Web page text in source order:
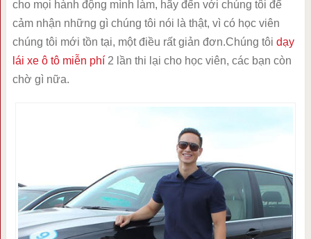
cho mọi hành động mình làm, hãy đến với chúng tôi để
cảm nhận những gì chúng tôi nói là thật, vì có học viên
chúng tôi mới tồn tại, một điều rất giản đơn.Chúng tôi dạy
lái xe ô tô miễn phí2 lần thi lại cho học viên, các bạn còn
chờ gì nữa.